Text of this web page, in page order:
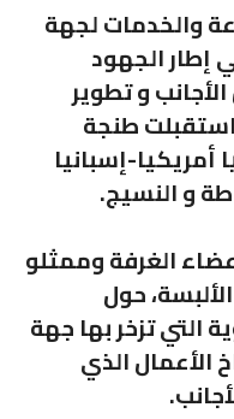
والخدمات لجهة
إطار الجهود
و تطوير
استقبلت طنجة
أمريكيا-إسبانيا
و النسيج.
الغرفة وممثلو
حول
التي تزخر بها جهة
الذي